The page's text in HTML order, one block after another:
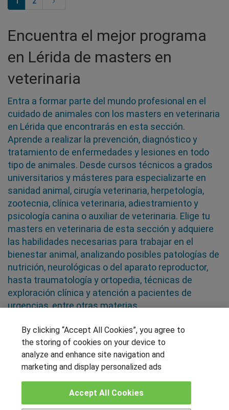
Encuentra el mejor programa
en Lérida de masters en
veterinaria
Entra a formar parte del mundo profesional en el
cuidado de animales con los masters en veterinaria
en Lérida que encontrarás en esta sección.
Aprende a realizar la prevención, diagnóstico y
tratamiento de enfermedades y lesiones en todo
tipo de animales. Desde cursos técnicos a grados
universitarios y másteres para especializarte en
sanidad animal, cirugía veterinaria, herpetología,
zootecnia, clínica veterinaria, adiestramiento y
psicología canina o auxiliar de veterinaria. Elige tu
masters en veterinaria de esta sección y adquiere
las habilidades necesarias para trabajar en el
bienestar animal, analizando posibles patologías de
nutrición, neurológicas o del aparato reproductor,
hasta traumatología y ortopedia, técnicas de
exploración clínica y atención a pacientes de
urgencias, entre otras materias
SÍGUENOS EN LAS REDES
OTROS GRUPOS DE INTERES
By clicking “Accept All Cookies”, you agree to
the storing of cookies on your device to
analyze and enhance site navigation and
marketing and display personalized ads
Accept All Cookies